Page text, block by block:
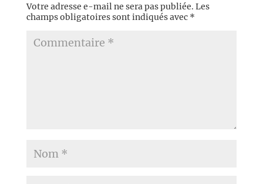
Votre adresse e-mail ne sera pas publiée. Les
champs obligatoires sont indiqués avec *